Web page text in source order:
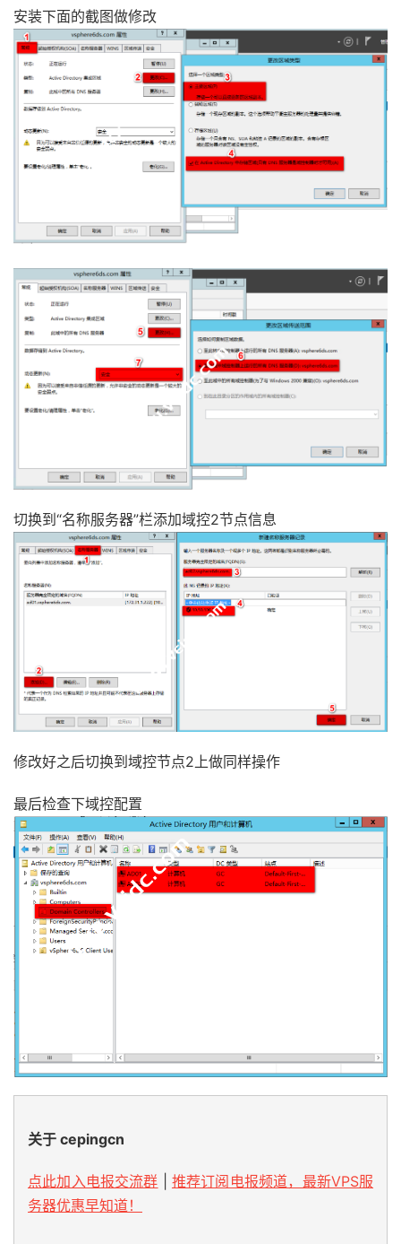
安装下面的截图做修改
切换到“名称服务器”栏添加域控2节点信息
修改好之后切换到域控节点2上做同样操作
最后检查下域控配置
关于 cepingcn
点此加入电报交流群
推荐订阅电报频道，最新VPS服
务器优惠早知道！